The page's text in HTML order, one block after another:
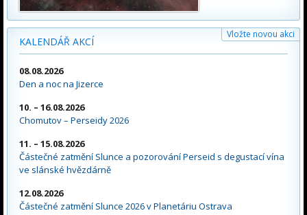
KALENDÁŘ AKCÍ
Vložte novou akci
08.08.2026
Den a noc na Jizerce
10. – 16.08.2026
Chomutov – Perseidy 2026
11. – 15.08.2026
Částečné zatmění Slunce a pozorování Perseid s degustací vína
ve slánské hvězdárně
12.08.2026
Částečné zatmění Slunce 2026 v Planetáriu Ostrava